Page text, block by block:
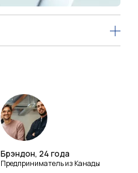
Брэндон, 24 года
Предприниматель из Канады